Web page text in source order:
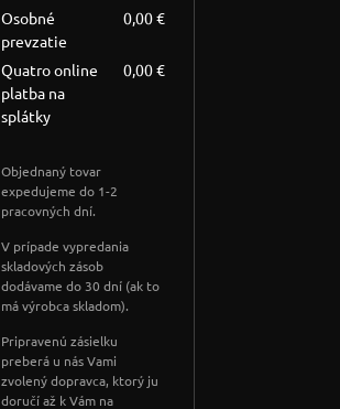
Osobné
prevzatie
0,00 €
Quatro online
platba na
splátky
0,00 €
Objednaný tovar
expedujeme do 1-2
pracovných dní.
V prípade vypredania
skladových zásob
dodávame do 30 dní (ak to
má výrobca skladom).
Pripravenú zásielku
preberá u nás Vami
zvolený dopravca, ktorý ju
doručí až k Vám na